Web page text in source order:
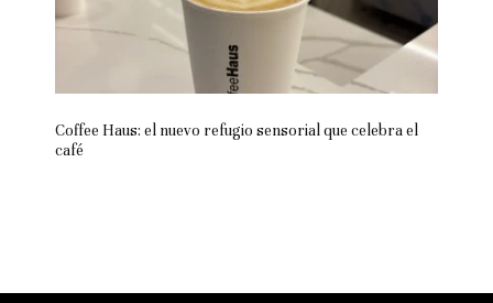
Coffee Haus: el nuevo refugio sensorial que celebra el
café